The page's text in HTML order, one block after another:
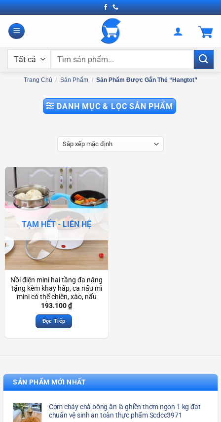
Bỏ
qua
nội
Tìm
Trang Chủ / Sản Phẩm / Sản Phẩm Được Gắn Thẻ “hangtot”
DANH MỤC & LỌC SẢN PHẨM
TẠM HẾT - LIÊN HỆ
Nồi điện mini hai tầng đa năng
tặng kèm khay hấp, ca nấu mì
mini có thể chiên, xào, nấu
cơm, nấu lẩu Scd3155
193.100₫
Đọc Tiếp
SẢN PHẨM MỚI NHẤT
Cơm cháy chà bông ăn là ghiền thơm ngon 1 kg đạt
chuẩn vệ sinh an toàn thực phẩm Scdcc3971